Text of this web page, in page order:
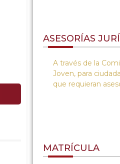
ASESORÍAS
A través de la
Joven, para
que requieran
MATRÍCULA